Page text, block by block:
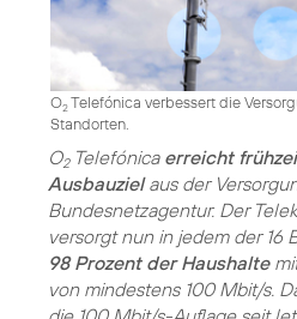
O2Telefónica verbessert die
Standorten.
O2Telefónica erreicht
Ausbauzielaus der
Bundesnetzagentur. Der
versorgt nun in jedem der 16
98 Prozent der Haushalte
von mindestens 100 Mbit/s.